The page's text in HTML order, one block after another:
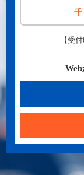
【受